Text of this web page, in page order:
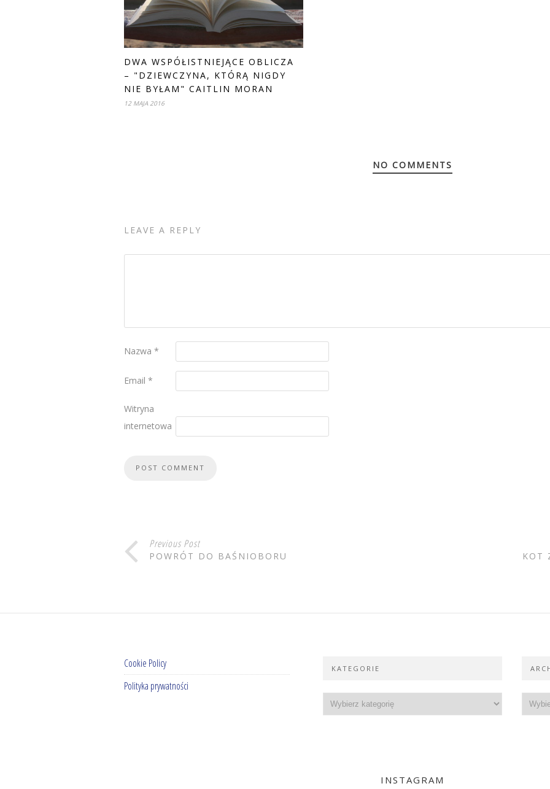
DWA WSPÓŁISTNIEJĄCE OBLICZA
– "DZIEWCZYNA, KTÓRĄ NIGDY
NIE BYŁAM" CAITLIN MORAN
12 MAJA 2016
NO COMMENTS
LEAVE A REPLY
Nazwa *
Email *
Witryna
internetowa
Previous Post
POWRÓT DO BAŚNIOBORU KOT
Cookie Policy
Polityka prywatności
KATEGORIE
INSTAGRAM